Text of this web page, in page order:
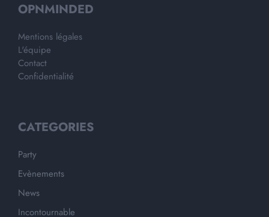
OPNMINDED
Mentions légales
L'équipe
Contact
Confidentialité
CATEGORIES
Party
Evènements
News
Incontournable